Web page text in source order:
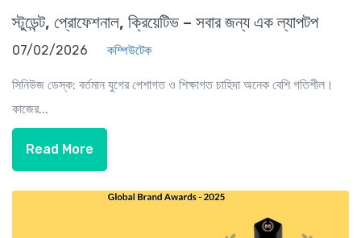
স্টুডেন্ট, প্রোফেশনাল, ক্রিয়েটিভ – সবার জন্য এক ল্যাপটপ
07/02/2026 কম্পিউটেক
সিনিউজ ডেস্ক: বর্তমান যুগের পেশাগত ও শিক্ষাগত চাহিদা অনেক বেশি গতিশীল।
কাজের...
Read More